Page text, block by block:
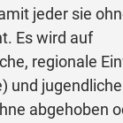
jeder sie
Es wird auf
regionale
und
abgehoben